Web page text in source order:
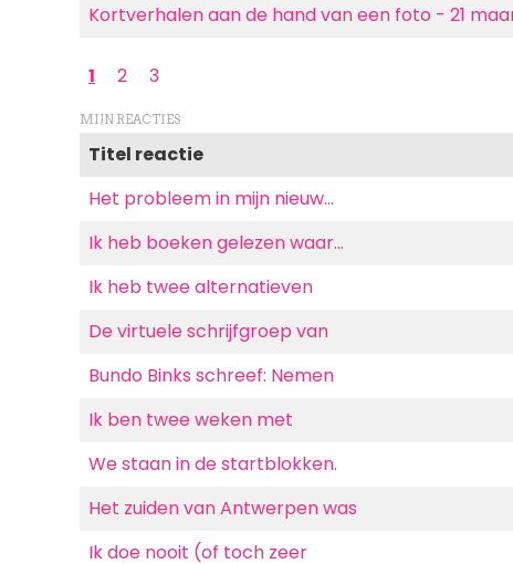
Kortverhalen aan de hand van een foto - 21
Paginering
Huidige
1 Page
2 Page
3
MIJN REACTIES
Titel reactie
Het probleem in mijn nieuw…
Ik heb boeken gelezen waar…
Ik heb twee alternatieven
De virtuele schrijfgroep van
Bundo Binks schreef: Nemen
Ik ben twee weken met
We staan in de startblokken.
Het zuiden van Antwerpen was
Ik doe nooit (of toch zeer